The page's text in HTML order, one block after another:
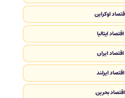
اوکراین
اقتصاد ایتالیا
اقتصاد ایران
اقتصاد ایرلند
اقتصاد بحرین